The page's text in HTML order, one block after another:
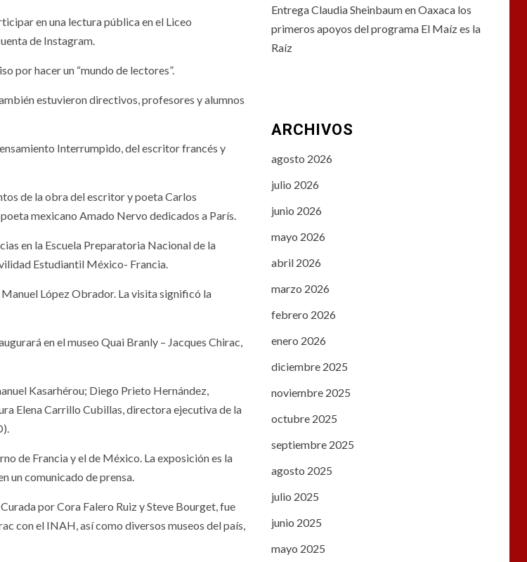
en una lectura pública en el Liceo
de Instagram.
por hacer un “mundo de lectores”.
estuvieron directivos, profesores y alumnos
Interrumpido, del escritor francés y
de la obra del escritor y poeta Carlos
mexicano Amado Nervo dedicados a París.
en la Escuela Preparatoria Nacional de la
Estudiantil México- Francia.
Manuel López Obrador. La visita significó la
en el museo Quai Branly – Jacques Chirac,
Kasarhérou; Diego Prieto Hernández,
Elena Carrillo Cubillas, directora ejecutiva de la
de Francia y el de México. La exposición es la
un comunicado de prensa.
por Cora Falero Ruiz y Steve Bourget, fue
con el INAH, así como diversos museos del país,
Entrega Claudia Sheinbaum en Oaxaca los
primeros apoyos del programa El Maíz es la
Raíz
ARCHIVOS
agosto 2026
julio 2026
junio 2026
mayo 2026
abril 2026
marzo 2026
febrero 2026
enero 2026
diciembre 2025
noviembre 2025
octubre 2025
septiembre 2025
agosto 2025
julio 2025
junio 2025
mayo 2025